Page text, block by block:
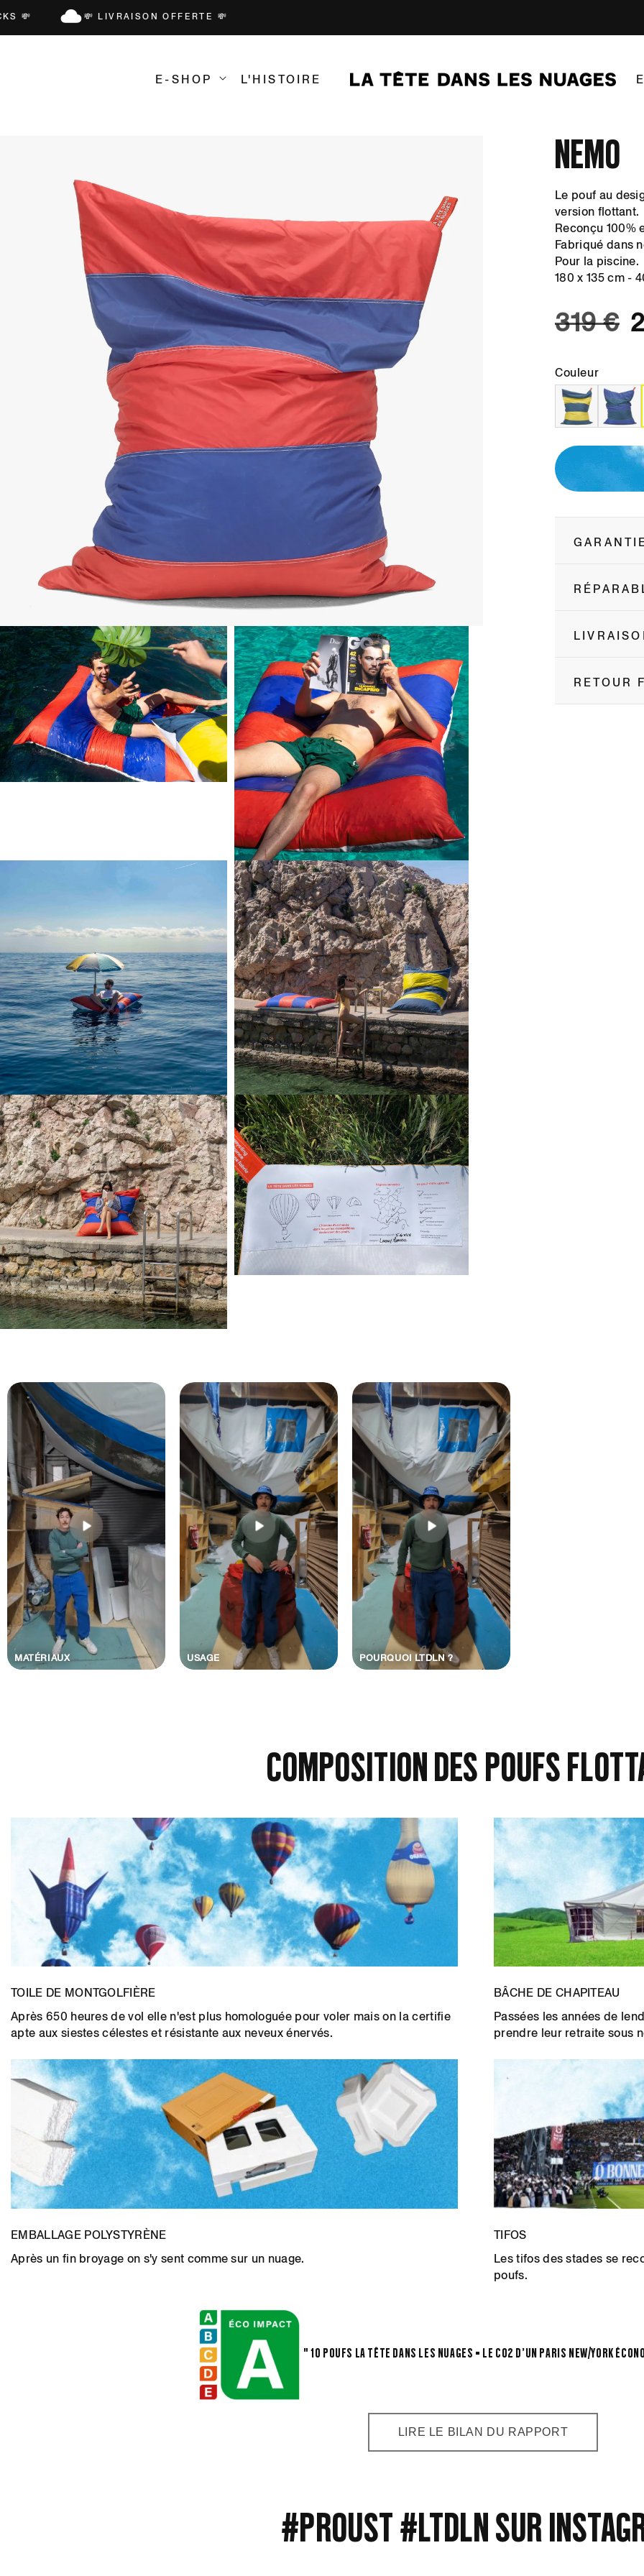
PASSER AU CONTENU
OFFERTE 💸
E-SHOP L'HISTOIRE
le média 1 dans une fenêtre modale
Ouvrir le média 3 dans une fenêtre modale
le média 4 dans une fenêtre modale Ouvrir le média 5 dans une fenêtre modale
Nemo
Le pouf au
version flottant.
Reconçu 100%
Fabriqué dans
Pour la piscine.
180 x 135 cm -
Prix habituel
319 €
Couleur
RETOUR
MATÉRIAUX USAGE POURQUOI LTDLN ?
COMPOSITION DES POUFS
TOILE DE MONTGOLFIÈRE
Après 650 heures de vol elle n'est plus homologuée pour voler mais on la certifie
apte aux siestes célestes et résistante aux neveux énervés.
BÂCHE DE CHAPITEAU
Passées les années de
prendre leur retraite sous
EMBALLAGE POLYSTYRÈNE
Après un fin broyage on s'y sent comme sur un nuage.
TIFOS
Les tifos des stades se
poufs.
" 10 POUFS LA tête dans les nuages = Le CO2 d'un Paris New/York
LIRE LE BILAN DU RAPPORT
#proust #ltdln sur